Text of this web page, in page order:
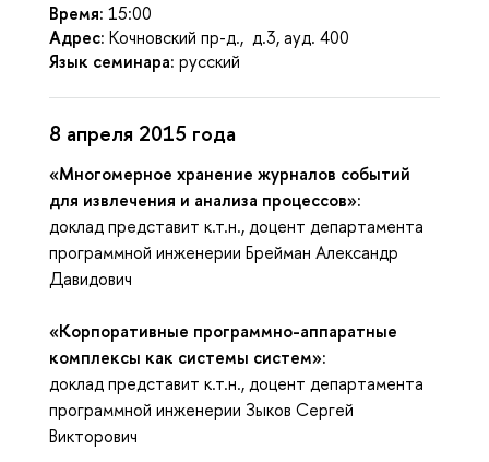
Время: 15:00
Адрес: Кочновский пр-д., д.3, ауд. 400
Язык семинара: русский
8 апреля 2015 года
«Многомерное хранение журналов событий
для извлечения и анализа процессов»:
доклад представит к.т.н., доцент департамента
программной инженерии Брейман Александр
Давидович
«Корпоративные программно-аппаратные
комплексы как системы систем»:
доклад представит к.т.н., доцент департамента
программной инженерии Зыков Сергей
Викторович